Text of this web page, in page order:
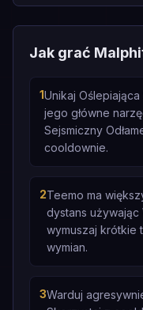
Jak grać
1Unikaj
jego główne
Sejsmiczny
cooldownie.
2Teemo ma
dystans używając
wymuszaj krótkie
wymian.
3Warduj